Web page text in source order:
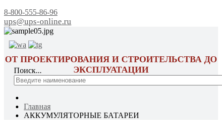
8-800-555-86-96
ups@ups-online.ru
ОТ ПРОЕКТИРОВАНИЯ И СТРОИТЕЛЬСТВА ДО
ЭКСПЛУАТАЦИИ
Поиск...
Главная
АККУМУЛЯТОРНЫЕ БАТАРЕИ